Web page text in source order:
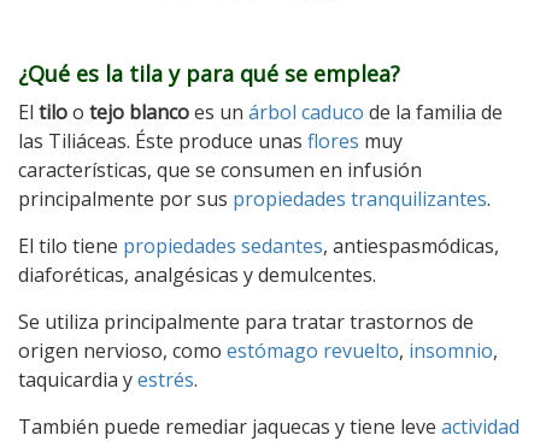
¿Qué es la tila y para qué se emplea?
El tiloo tejo blancoes un árbol caduco de la familia de
las Tiliáceas. Éste produce unas flores muy
características, que se consumen en infusión
principalmente por sus propiedades tranquilizantes.
El tilo tiene propiedades sedantes, antiespasmódicas,
diaforéticas, analgésicas y demulcentes.
Se utiliza principalmente para tratar trastornos de
origen nervioso, como estómago revuelto, insomnio,
taquicardia yestrés.
También puede remediar jaquecas y tiene leve actividad